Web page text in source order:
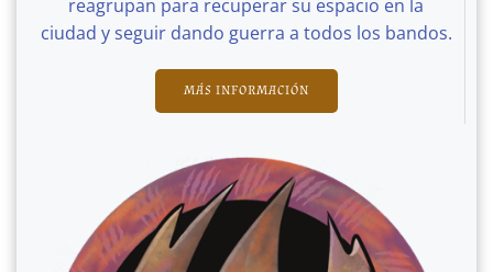
reagrupan para recuperar su espacio en la
ciudad y seguir dando guerra a todos los bandos.
MÁS INFORMACIÓN